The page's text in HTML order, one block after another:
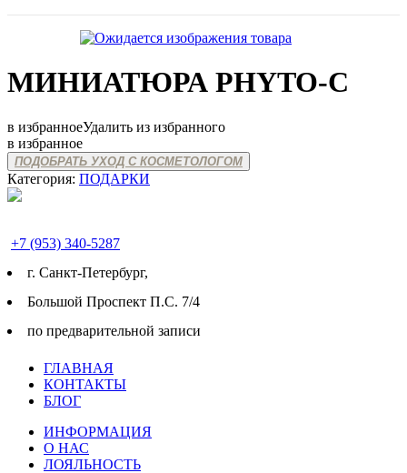
МИНИАТЮРА PHYTO-C
в избранноеУдалить из избранного
в избранное
ПОДОБРАТЬ УХОД С КОСМЕТОЛОГОМ
Категория: ПОДАРКИ
+7 (953) 340-5287
г. Cанкт-Петербург,
Большой Проспект П.С. 7/4
по предварительной записи
ГЛАВНАЯ
КОНТАКТЫ
БЛОГ
ИНФОРМАЦИЯ
О НАС
ЛОЯЛЬНОСТЬ